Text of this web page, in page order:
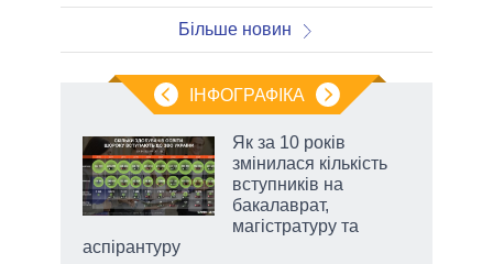
Більше новин
ІНФОГРАФІКА
Як за 10 років
змінилася кількість
вступників на
бакалаврат,
магістратуру та
аспірантуру